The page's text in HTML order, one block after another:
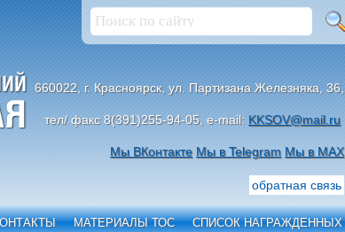
660022, г. Красноярск, ул. Партизана Железняка, 36,
тел/ факс 8(391)255-94-05, e-mail: KKSOV@mail.ru
Мы ВКонтакте Мы в Telegram Мы в МАХ
обратная связь
МАТЕРИАЛЫ ТОС СПИСОК НАГРАЖДЕННЫХ